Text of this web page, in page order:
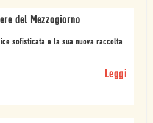
del Mezzogiorno
sofisticata e la sua nuova raccolta
Leggi